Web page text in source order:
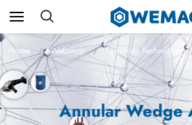
Home Webshop Fastening Technology
Annular Wedge